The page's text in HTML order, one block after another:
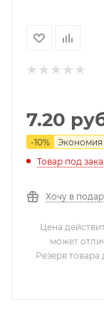
7.20
-10% Экономия
Товар под
Хочу в
Цена
может
Резерв товара